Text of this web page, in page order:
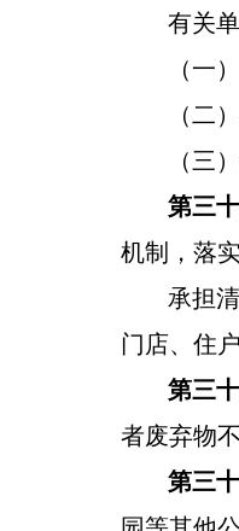
有关
（一
（二
（三
第三十
机制，落
承担
门店、住
第三十
者废弃物
第三十